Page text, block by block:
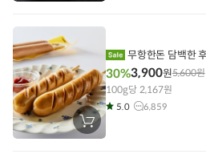
에
기
장
바
30%3,900원5,600원
100g당 2,167원
5.0 6,859